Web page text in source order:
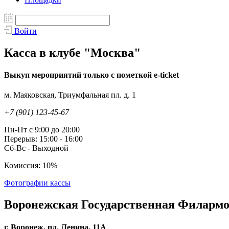
Войти
Касса в клубе "Москва"
Выкуп мероприятий только с пометкой e-ticket
м. Маяковская, Триумфальная пл. д. 1
+7 (901) 123-45-67
Пн-Пт с 9:00 до 20:00
Перерыв: 15:00 - 16:00
Сб-Вс - Выходной
Комиссия: 10%
Фотографии кассы
Воронежская Государственная
г. Воронеж, пл. Ленина, 11А